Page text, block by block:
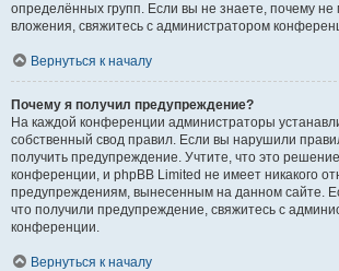
определённых групп. Если вы не знаете, почему не
вложения, свяжитесь с администратором
Вернуться к началу
Почему я получил предупреждение?
На каждой конференции администраторы
собственный свод правил. Если вы нарушили
получить предупреждение. Учтите, что это
конференции, и phpBB Limited не имеет никакого
предупреждениям, вынесенным на данном сайте.
что получили предупреждение, свяжитесь с
конференции.
Вернуться к началу